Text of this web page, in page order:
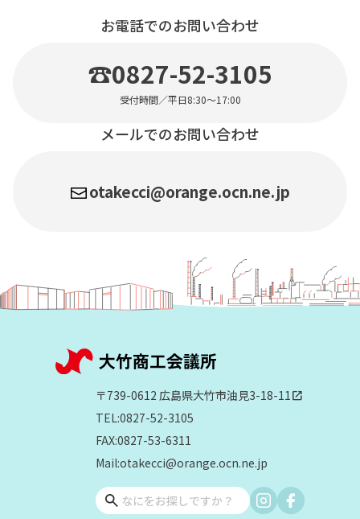
お電話でのお問い合わせ
☎0827-52-3105
受付時間／平日8:30〜17:00
メールでのお問い合わせ
otakecci@orange.ocn.ne.jp
〒739-0612 広島県大竹市油見3-18-11 open_in_new
TEL:0827-52-3105
FAX:0827-53-6311
Mail:otakecci@orange.ocn.ne.jp